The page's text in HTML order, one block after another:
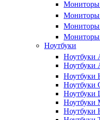
Мониторы
Ноутбуки
Ноутбуки
Ноутбуки
Ноутбуки
Ноутбуки
Ноутбуки
Ноутбуки
Ноутбуки